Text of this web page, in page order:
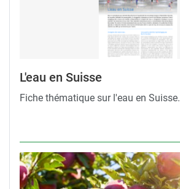
L'eau en Suisse
Fiche thématique sur l'eau en Suisse.